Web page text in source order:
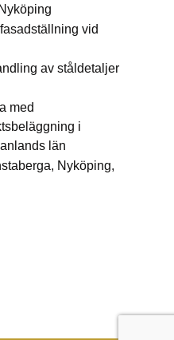
vid
av ståldetaljer
med
i
län
Nyköping,